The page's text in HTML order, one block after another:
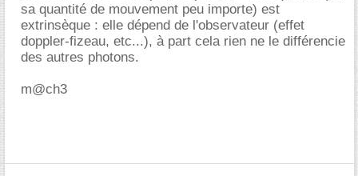
sa quantité de mouvement peu importe) est
extrinsèque : elle dépend de l'observateur (effet
doppler-fizeau, etc...), à part cela rien ne le différencie
des autres photons.
m@ch3